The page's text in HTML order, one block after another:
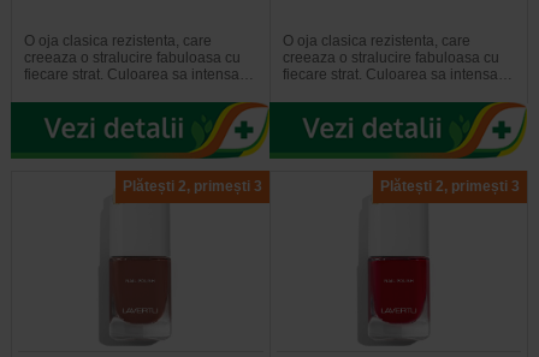
O oja clasica rezistenta, care
creeaza o stralucire fabuloasa cu
fiecare strat. Culoarea sa intensa…
O oja clasica rezistenta, care
creeaza o stralucire fabuloasa cu
fiecare strat. Culoarea sa intensa…
Plătești 2, primești 3 Plătești 2, primești 3